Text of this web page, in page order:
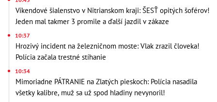
Víkendové šialenstvo v Nitrianskom kraji: ŠESŤ opitých šoférov!
Jeden mal takmer 3 promile a ďalší jazdil v zákaze
10:37
Hrozivý incident na železničnom moste: Vlak zrazil človeka!
Polícia začala trestné stíhanie
10:34
Mimoriadne PÁTRANIE na Zlatých pieskoch: Polícia nasadila
všetky kalibre, muž sa už spod hladiny nevynoril!